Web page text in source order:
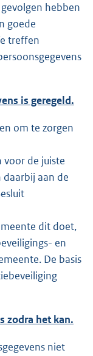
hebben
goede
treffen
is geregeld.
om te zorgen
voor de juiste
daarbij aan de
dit doet,
en
De basis
zodra het kan.
niet